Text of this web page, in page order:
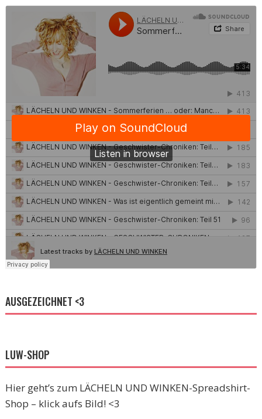
AUSGEZEICHNET <3
LUW-SHOP
Hier geht’s zum LÄCHELN UND WINKEN-Spreadshirt-
Shop – klick aufs Bild! <3